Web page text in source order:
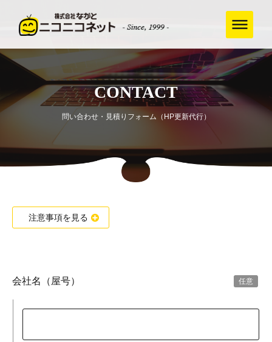
CONTACT
問い合わせ・見積りフォーム（HP更新代行）
注意事項を見る
会社名（屋号）